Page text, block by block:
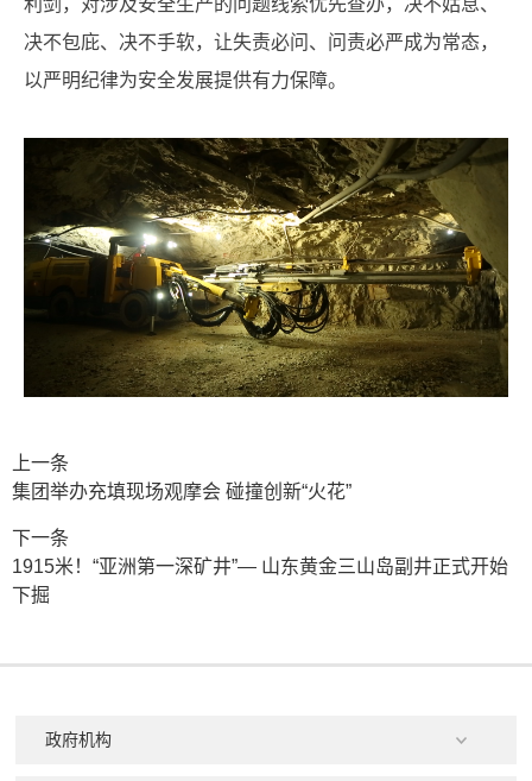
决不包庇、决不手软，让失责必问、问责必严成为常态，
以严明纪律为安全发展提供有力保障。
上一条
集团举办充填现场观摩会 碰撞创新“火花”
下一条
1915米！“亚洲第一深矿井”— 山东黄金三山岛副井正式开始
下掘